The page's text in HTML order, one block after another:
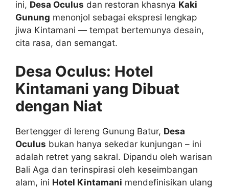
ini, Desa Oculus dan restoran khasnya Kaki
Gunung menonjol sebagai ekspresi lengkap
jiwa Kintamani — tempat bertemunya desain,
cita rasa, dan semangat.
Desa Oculus: Hotel
Kintamani yang Dibuat
dengan Niat
Bertengger di lereng Gunung Batur, Desa
Oculus bukan hanya sekedar kunjungan – ini
adalah retret yang sakral. Dipandu oleh warisan
Bali Aga dan terinspirasi oleh keseimbangan
alam, ini Hotel Kintamani mendefinisikan ulang